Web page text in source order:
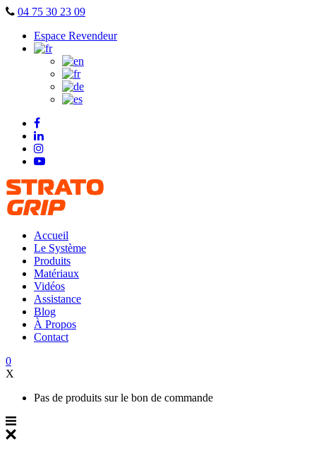
Skip
content
04 75 30 23 09
Espace Revendeur
Accueil
Le Système
Produits
Matériaux
Vidéos
Assistance
Blog
À Propos
Contact
0
X
Pas de produits sur le bon de commande